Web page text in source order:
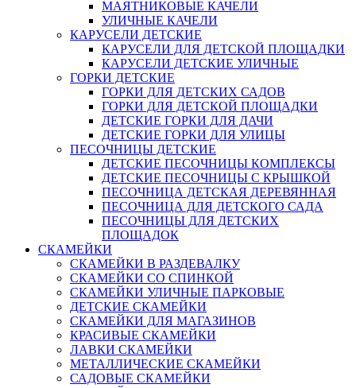
МАЯТНИКОВЫЕ КАЧЕЛИ
УЛИЧНЫЕ КАЧЕЛИ
КАРУСЕЛИ ДЕТСКИЕ
КАРУСЕЛИ ДЛЯ ДЕТСКОЙ ПЛОЩАДКИ
КАРУСЕЛИ ДЕТСКИЕ УЛИЧНЫЕ
ГОРКИ ДЕТСКИЕ
ГОРКИ ДЛЯ ДЕТСКИХ САДОВ
ГОРКИ ДЛЯ ДЕТСКОЙ ПЛОЩАДКИ
ДЕТСКИЕ ГОРКИ ДЛЯ ДАЧИ
ДЕТСКИЕ ГОРКИ ДЛЯ УЛИЦЫ
ПЕСОЧНИЦЫ ДЕТСКИЕ
ДЕТСКИЕ ПЕСОЧНИЦЫ КОМПЛЕКСЫ
ДЕТСКИЕ ПЕСОЧНИЦЫ С КРЫШКОЙ
ПЕСОЧНИЦА ДЕТСКАЯ ДЕРЕВЯННАЯ
ПЕСОЧНИЦА ДЛЯ ДЕТСКОГО САДА
ПЕСОЧНИЦЫ ДЛЯ ДЕТСКИХ
ПЛОЩАДОК
СКАМЕЙКИ
СКАМЕЙКИ В РАЗДЕВАЛКУ
СКАМЕЙКИ СО СПИНКОЙ
СКАМЕЙКИ УЛИЧНЫЕ ПАРКОВЫЕ
ДЕТСКИЕ СКАМЕЙКИ
СКАМЕЙКИ ДЛЯ МАГАЗИНОВ
КРАСИВЫЕ СКАМЕЙКИ
ЛАВКИ СКАМЕЙКИ
МЕТАЛЛИЧЕСКИЕ СКАМЕЙКИ
САДОВЫЕ СКАМЕЙКИ